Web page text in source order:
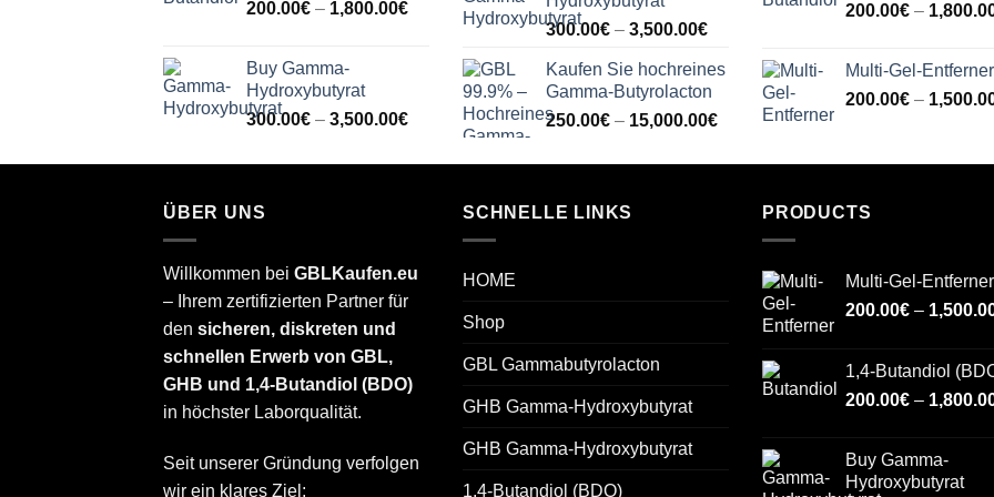
1,500.00€
200.00€ – 1,800.00€Price
through
1,800.00€
Buy Gamma-
Hydroxybutyrat
300.00€ – 3,500.00€Price
300.00€
3,500.00€
1,800.00€
300.00€ – 3,500.00€Price
300.00€
through
3,500.00€
Kaufen Sie hochreines
Gamma-Butyrolacton
250.00€ – 15,000.00€Price
250.00€
15,000.00€
200.00€ –
Multi-Gel-Entferner
200.00€ –
ÜBER UNS
Willkommen bei GBLKaufen.eu
– Ihrem zertifizierten Partner für
den sicheren, diskreten und
schnellen Erwerb von GBL,
GHB und 1,4-Butandiol (BDO)
in höchster Laborqualität.
Seit unserer Gründung verfolgen
wir ein klares Ziel:
SCHNELLE LINKS
HOME
Shop
GBL Gammabutyrolacton
GHB Gamma-Hydroxybutyrat
GHB Gamma-Hydroxybutyrat
1,4-Butandiol (BDO)
PRODUCTS
Multi-Gel-Entferner
200.00€ –
1,4-Butandiol
200.00€ –
Buy Gamma-
Hydroxybutyrat